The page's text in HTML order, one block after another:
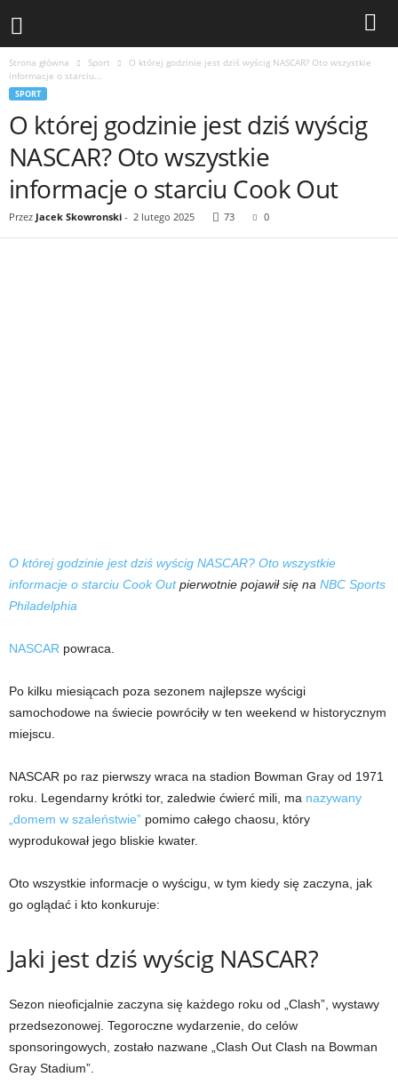
Strona główna Sport
O której godzinie jest dziś wyścig NASCAR? Oto wszystkie
informacje o starciu...
SPORT
O której godzinie jest dziś wyścig
NASCAR? Oto wszystkie
informacje o starciu Cook Out
Przez Jacek Skowronski - 2 lutego 2025 73 0
O której godzinie jest dziś wyścig NASCAR? Oto wszystkie
informacje o starciu Cook Outpierwotnie pojawił się na NBC Sports
Philadelphia
NASCAR powraca.
Po kilku miesiącach poza sezonem najlepsze wyścigi
samochodowe na świecie powróciły w ten weekend w historycznym
miejscu.
NASCAR po raz pierwszy wraca na stadion Bowman Gray od 1971
roku. Legendarny krótki tor, zaledwie ćwierć mili, ma nazywany
„domem w szaleństwie” pomimo całego chaosu, który
wyprodukował jego bliskie kwater.
Oto wszystkie informacje o wyścigu, w tym kiedy się zaczyna, jak
go oglądać i kto konkuruje:
Jaki jest dziś wyścig NASCAR?
Sezon nieoficjalnie zaczyna się każdego roku od „Clash”, wystawy
przedsezonowej. Tegoroczne wydarzenie, do celów
sponsoringowych, zostało nazwane „Clash Out Clash na Bowman
Gray Stadium”.